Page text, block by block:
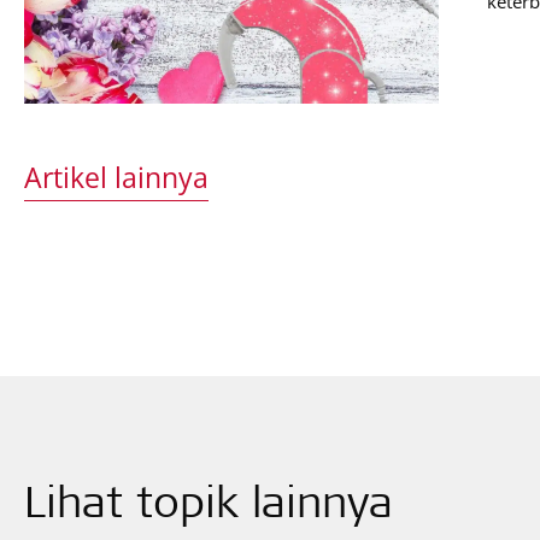
Artikel lainnya
Lihat topik lainnya